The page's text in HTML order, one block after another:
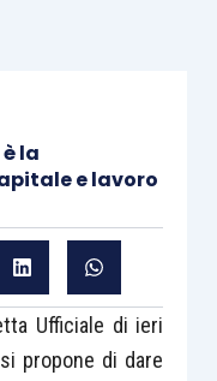
la
e lavoro
Ufficiale di ieri
propone di dare